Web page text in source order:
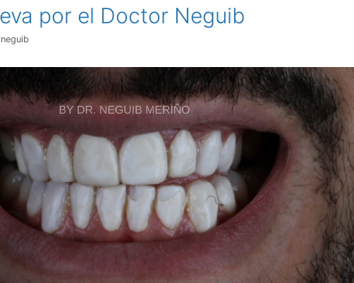
por el Doctor Neguib